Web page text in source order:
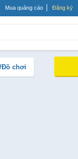
Mua quảng cáo Đăng ký
Đồ chơi